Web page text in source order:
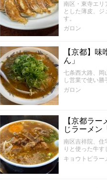
南区・東寺エリ
とした薄皮、
す。
ガロン
【京都】
ん」
七条西大路、岡
し営業で使い勝
ガロン
【京都ラ
じラーメン
南区吉祥院、住
りと使った牛す
キョウトピラー